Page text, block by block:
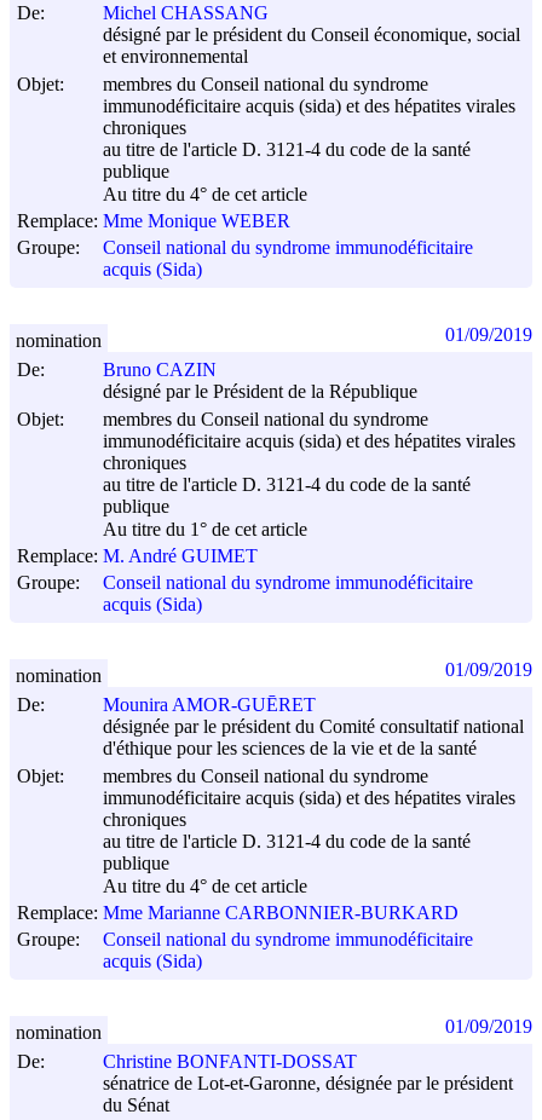
De:
Michel CHASSANG
désigné par le président du Conseil économique, social
et environnemental
Objet:
membres du Conseil national du syndrome
immunodéficitaire acquis (sida) et des hépatites virales
chroniques
au titre de l'article D. 3121-4 du code de la santé
publique
Au titre du 4° de cet article
Remplace: Mme Monique WEBER
Groupe:
Conseil national du syndrome immunodéficitaire
acquis (Sida)
De:
Bruno CAZIN
désigné par le Président de la République
Objet:
membres du Conseil national du syndrome
immunodéficitaire acquis (sida) et des hépatites virales
chroniques
au titre de l'article D. 3121-4 du code de la santé
publique
Au titre du 1° de cet article
Remplace: M. André GUIMET
Groupe:
Conseil national du syndrome immunodéficitaire
acquis (Sida)
nomination 01/09/2019
De:
Mounira AMOR-GUĒRET
désignée par le président du Comité consultatif national
d'éthique pour les sciences de la vie et de la santé
Objet:
membres du Conseil national du syndrome
immunodéficitaire acquis (sida) et des hépatites virales
chroniques
au titre de l'article D. 3121-4 du code de la santé
publique
Au titre du 4° de cet article
Remplace: Mme Marianne CARBONNIER-BURKARD
Groupe:
Conseil national du syndrome immunodéficitaire
acquis (Sida)
nomination 01/09/2019
De:
Christine BONFANTI-DOSSAT
sénatrice de Lot-et-Garonne, désignée par le président
du Sénat
nomination 01/09/2019